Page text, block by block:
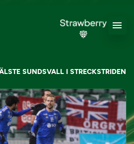
SUNDSVALL I STRECKSTRIDEN